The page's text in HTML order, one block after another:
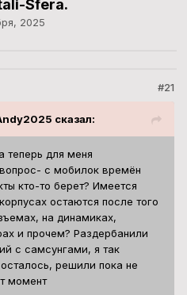
Sfera.
2025
#21
сказал:
теперь для меня
с мобилок времён
кто-то берет? Имеется
остаются после того
на динамиках,
и прочем? Раздербанили
с самсунгами, я так
решили пока не
момент